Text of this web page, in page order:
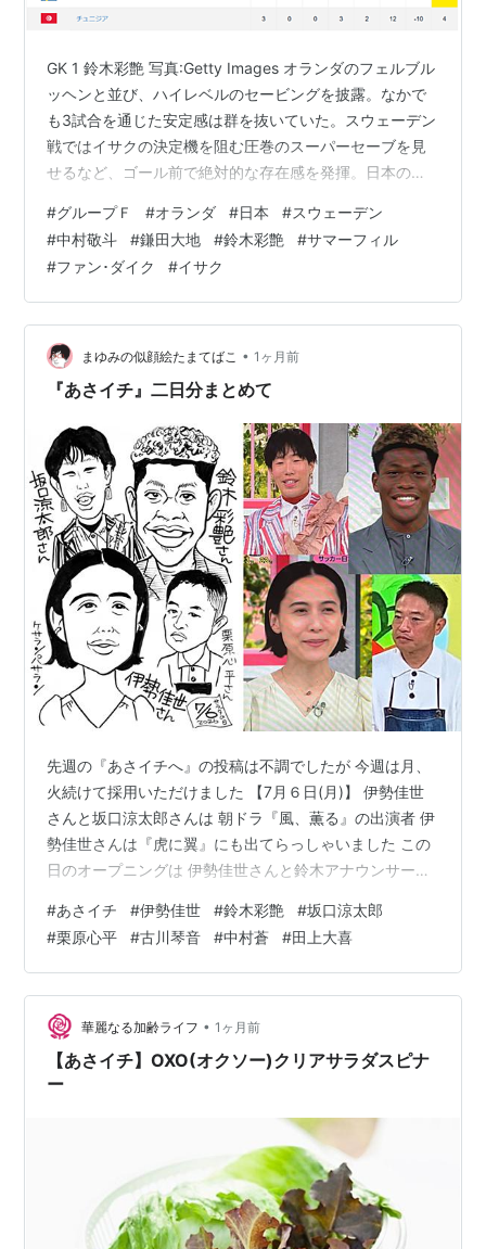
GK 1 鈴木彩艶 写真:Getty Images オランダのフェルブル
ッヘンと並び、ハイレベルのセービングを披露。なかで
も3試合を通じた安定感は群を抜いていた。スウェーデン
戦ではイサクの決定機を阻む圧巻のスーパーセーブを見
せるなど、ゴール前で絶対的な存在感を発揮。日本のグ
DF 22 デンゼル・ダンフリース 写真:Getty Images 初戦
は日本の圧力に苦しんだ。しかし、その鬱憤を晴らすか
のように第2戦以降は右サイドの絶対的な支配者として君
臨。破壊的な推進力から高精度のクロスを連発し、2試合
連続で爆発力を見せた。 DF 4 フィルヒル・フ…
#グループＦ #オランダ #日本 #スウェーデン
#中村敬斗 #鎌田大地 #鈴木彩艶 #サマーフィル
#ファン･ダイク #イサク
まゆみの似顔絵たまてばこ • 1ヶ月前
『あさイチ』二日分まとめて
先週の『あさイチへ』の投稿は不調でしたが 今週は月、
火続けて採用いただけました 【7月６日(月)】 伊勢佳世
さんと坂口涼太郎さんは 朝ドラ『風、薫る』の出演者 伊
勢佳世さんは『虎に翼』にも出てらっしゃいました この
日のオープニングは 伊勢佳世さんと鈴木アナウンサーの
『風、薫る』は山本辰治が亡くなるシーンで 妻・テイ役
の伊勢佳世の号泣シーンで終わったばかり なのに高校一
年生の時の同級生だという 伊勢、鈴木アナは嬉しさを抑
えきれない感じでした 他のゲストは サッカー日本代表
GKの鈴木彩艶さんと 料理家栗原はるみさんのご子息栗原
心平さん なんと盛り…
#あさイチ #伊勢佳世 #鈴木彩艶 #坂口涼太郎
#栗原心平 #古川琴音 #中村蒼 #田上大喜
華麗なる加齢ライフ • 1ヶ月前
【あさイチ】OXO(オクソー)クリアサラダスピナ
ー